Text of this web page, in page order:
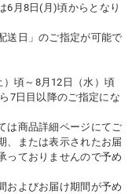
6月8日(月)頃からとなり
送日」のご指定が可能で
頃～8月12日（水）頃
7日目以降のご指定にな
は商品詳細ページにてご
、または表示されたお届
っておりませんので予め
およびお届け期間が予め